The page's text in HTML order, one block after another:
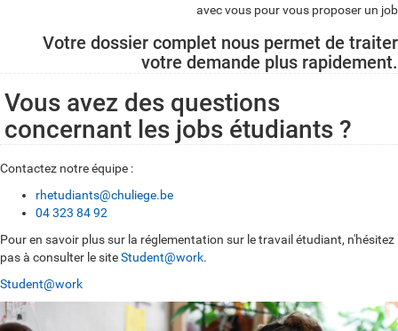
n
t
ç
a
n
c
t
avec vous pour vous proposer un job
Votre dossier complet nous permet de traiter
votre demande plus rapidement.
Vous avez des questions
concernant les jobs étudiants ?
Contactez notre équipe :
rhetudiants@chuliege.be
04 323 84 92
Pour en savoir plus sur la réglementation sur le travail étudiant, n'hésitez
pas à consulter le siteStudent@work.
Student@work